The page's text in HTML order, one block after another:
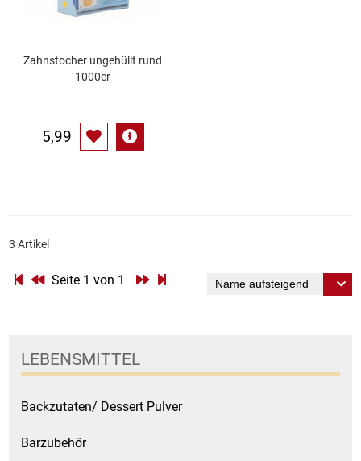
Frühstück / süße Aufstriche
Garten
Gemüsekonserven
Gewürze
Gläser
Haarkosmetik
LEBENSMITTEL
Backzutaten/ Dessert Pulver
Barzubehör
Zahnstocher ungehüllt rund
1000er
5,99
3 Artikel
Seite 1 von 1